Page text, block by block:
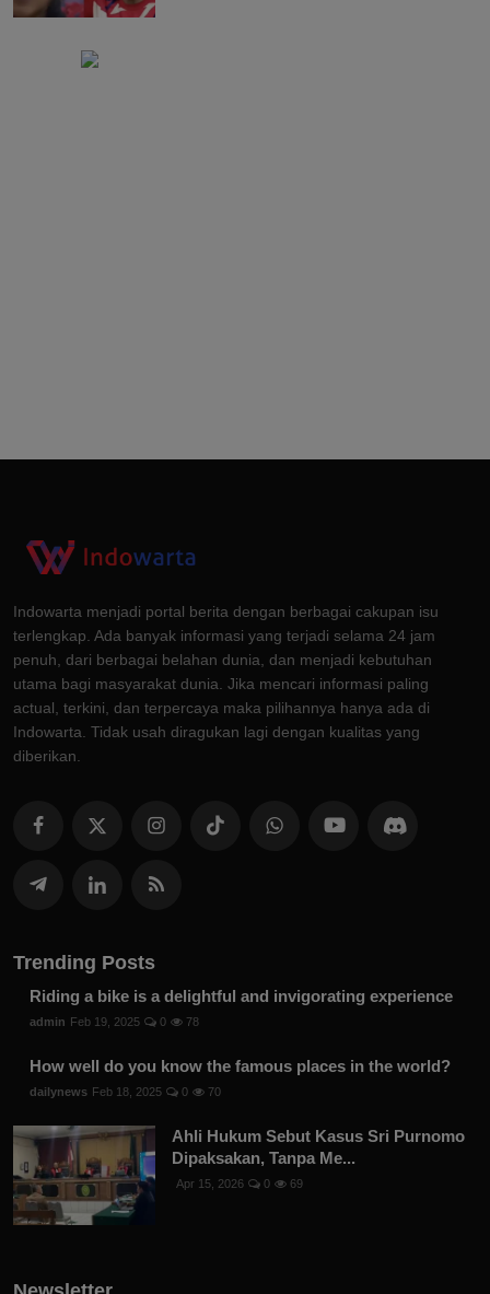
Indowarta menjadi portal berita dengan berbagai cakupan isu
terlengkap. Ada banyak informasi yang terjadi selama 24 jam
penuh, dari berbagai belahan dunia, dan menjadi kebutuhan
utama bagi masyarakat dunia. Jika mencari informasi paling
actual, terkini, dan terpercaya maka pilihannya hanya ada di
Indowarta. Tidak usah diragukan lagi dengan kualitas yang
diberikan.
Trending Posts
Riding a bike is a delightful and invigorating experience
admin Feb 19, 2025 0 78
How well do you know the famous places in the world?
dailynews Feb 18, 2025 0 70
Ahli Hukum Sebut Kasus Sri Purnomo
Dipaksakan, Tanpa Me...
Apr 15, 2026 0 69